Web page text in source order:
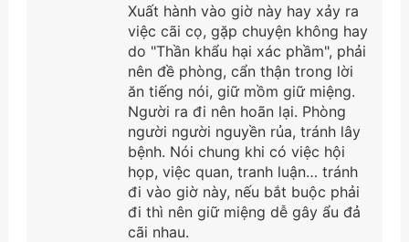
Xuất hành vào giờ này hay xảy ra
việc cãi cọ, gặp chuyện không hay
do "Thần khẩu hại xác phầm", phải
nên đề phòng, cẩn thận trong lời
ăn tiếng nói, giữ mồm giữ miệng.
Người ra đi nên hoãn lại. Phòng
người người nguyền rủa, tránh lây
bệnh. Nói chung khi có việc hội
họp, việc quan, tranh luận… tránh
đi vào giờ này, nếu bắt buộc phải
đi thì nên giữ miệng dễ gây ẩu đả
cãi nhau.